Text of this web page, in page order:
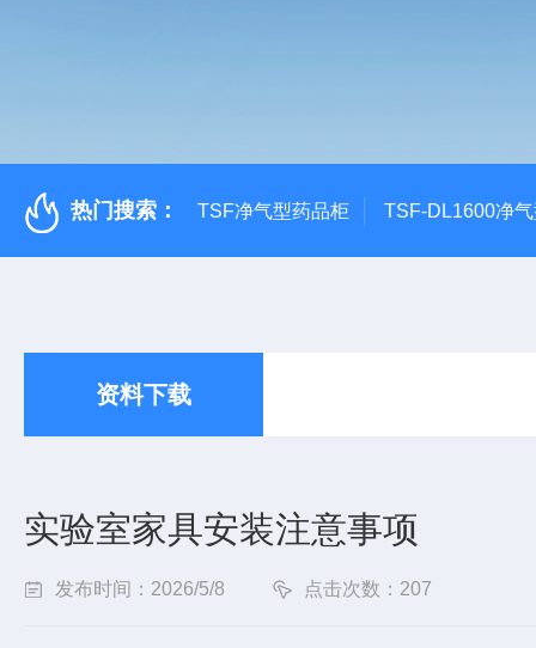
热门搜索： TSF净气型药品柜 TSF-DL1600净
资料下载
实验室家具安装注意事项
发布时间：2026/5/8 点击次数：207